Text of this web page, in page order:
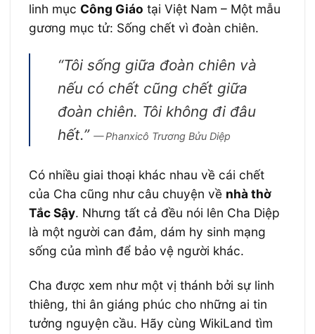
linh mục Công Giáo tại Việt Nam – Một mẫu
gương mục tử: Sống chết vì đoàn chiên.
“Tôi sống giữa đoàn chiên và
nếu có chết cũng chết giữa
đoàn chiên. Tôi không đi đâu
hết.” — Phanxicô Trương Bửu Diệp
Có nhiều giai thoại khác nhau về cái chết
của Cha cũng như câu chuyện về nhà thờ
Tắc Sậy. Nhưng tất cả đều nói lên Cha Diệp
là một người can đảm, dám hy sinh mạng
sống của mình để bảo vệ người khác.
Cha được xem như một vị thánh bởi sự linh
thiêng, thi ân giáng phúc cho những ai tin
tưởng nguyện cầu. Hãy cùng WikiLand tìm